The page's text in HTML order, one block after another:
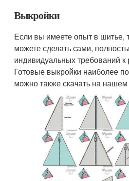
Выкройки
Если вы имеете опыт в шитье,
можете сделать сами,
индивидуальных требований
Готовые выкройки наиболее
можно также скачать на нашем